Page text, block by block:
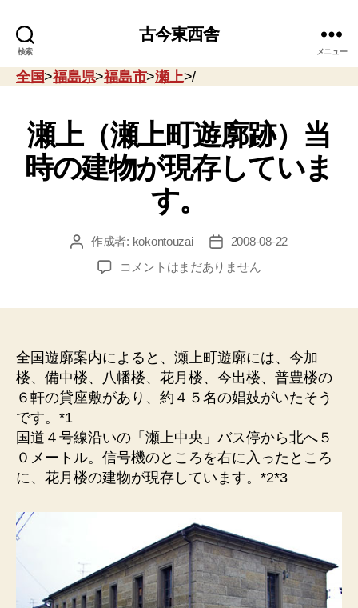
検索
古今東西舎
メニュー
全国>福島県>福島市>瀬上>/
瀬上（瀬上町遊廓跡）当
時の建物が現存していま
す。
投 作成者: kokontouzai
投
稿
日
2008-08-22
瀬
遊
廓
跡）
当
の
建
物
現
て
い
ま
コメントはまだありません
全国遊廓案内によると、瀬上町遊廓には、今加
楼、備中楼、八幡楼、花月楼、今出楼、普豊楼の
６軒の貸座敷があり、約４５名の娼妓がいたそう
です。*1
国道４号線沿いの「瀬上中央」バス停から北へ５
０メートル。信号機のところを右に入ったところ
に、花月楼の建物が現存しています。*2*3